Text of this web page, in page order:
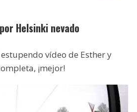
Helsinki nevado
vídeo de Esther y
¡mejor!